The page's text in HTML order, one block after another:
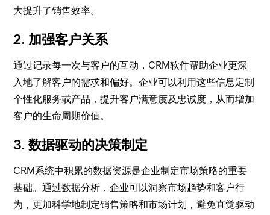
大提升了销售效率。
2. 加强客户关系
通过记录每一次与客户的互动，CRM软件帮助企业更深
入地了解客户的需求和偏好。企业可以利用这些信息定制
个性化服务或产品，提升客户满意度及忠诚度，从而增加
客户的生命周期价值。
3. 数据驱动的决策制定
CRM系统中积累的数据资源是企业制定市场策略的重要
基础。通过数据分析，企业可以洞察市场趋势和客户行
为，更加科学地制定销售策略和市场计划，避免直觉驱动